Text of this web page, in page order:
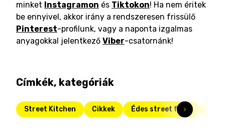
minket Instagramon és Tiktokon! Ha nem éritek
be ennyivel, akkor irány a rendszeresen frissülő
Pinterest-profilunk, vagy a naponta izgalmas
anyagokkal jelentkező Viber-csatornánk!
Címkék, kategóriák
Street Kitchen Cikkek Édes street food